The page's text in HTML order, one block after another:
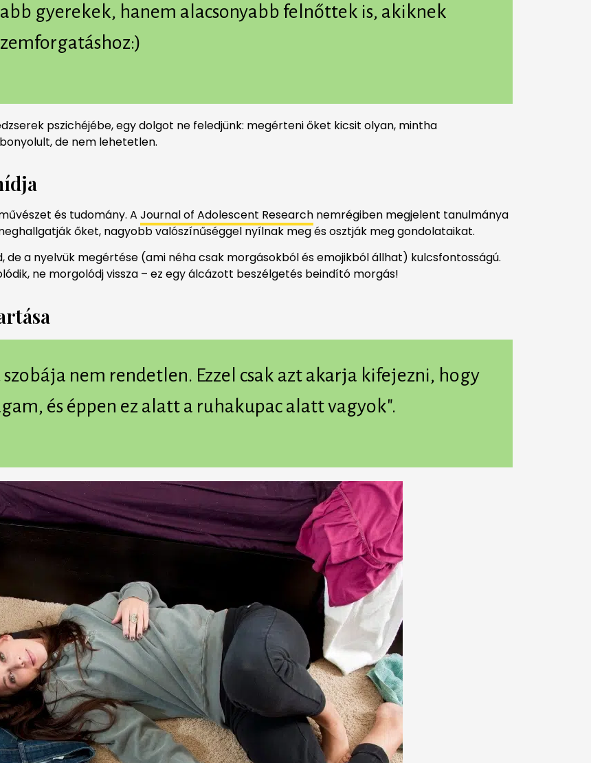
gyerekek, hanem alacsonyabb felnőttek is, akiknek
pszichéjébe, egy dolgot ne feledjünk: megérteni őket kicsit olyan, mintha
de nem lehetetlen.
és tudomány. A Journal of Adolescent Research nemrégiben megjelent tanulmánya
őket, nagyobb valószínűséggel nyílnak meg és osztják meg gondolataikat.
de a nyelvük megértése (ami néha csak morgásokból és emojikból állhat) kulcsfontosságú.
ne morgolódj vissza – ez egy álcázott beszélgetés beindító morgás!
nem rendetlen. Ezzel csak azt akarja kifejezni, hogy
és éppen ez alatt a ruhakupac alatt vagyok".